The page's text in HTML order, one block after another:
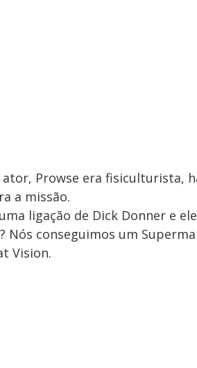
ator, Prowse era
a missão.
ligação de Dick Donner e
Nós conseguimos um
Vision.